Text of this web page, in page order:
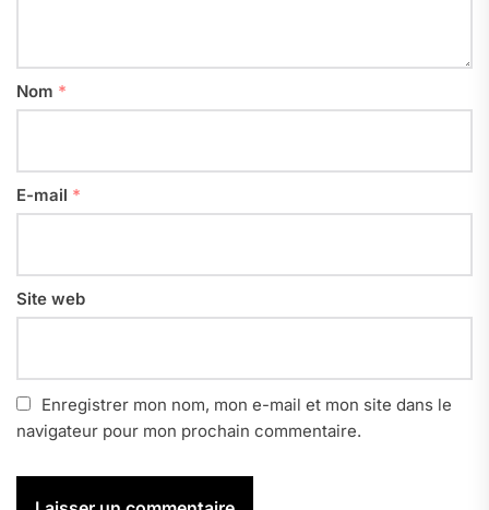
Nom *
E-mail *
Site web
Enregistrer mon nom, mon e-mail et mon site dans le
navigateur pour mon prochain commentaire.